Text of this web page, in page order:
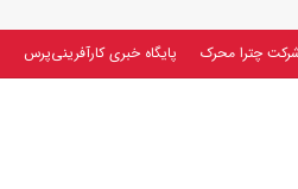
چترا محرک پایگاه خبری کارآفرینی‌پرس